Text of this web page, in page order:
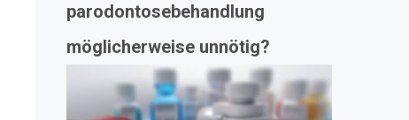
parodontosebehandlung
möglicherweise unnötig?